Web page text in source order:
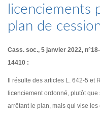
licenciements
plan de
Cass. soc., 5 janvier 2022,
14410 :
Il résulte des articles L. 642-5
licenciement ordonné, plutôt
arrêtant le plan, mais qui vise